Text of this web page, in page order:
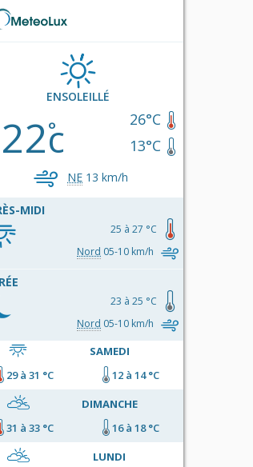
ENSOLEILLÉ
26°C
13°C
22c
NE 13 km/h
MIDI
25 à 27 °C
Nord 05-10 km/h
23 à 25 °C
Nord 05-10 km/h
SAMEDI
29 à 31 °C
12 à 14 °C
DIMANCHE
31 à 33 °C
16 à 18 °C
LUNDI